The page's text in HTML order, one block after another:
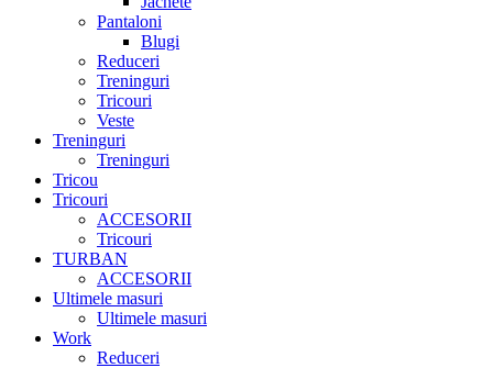
Pantaloni
Blugi
Reduceri
Treninguri
Tricouri
Veste
Treninguri
Treninguri
Tricou
Tricouri
ACCESORII
Tricouri
TURBAN
ACCESORII
Ultimele masuri
Ultimele masuri
Work
Reduceri